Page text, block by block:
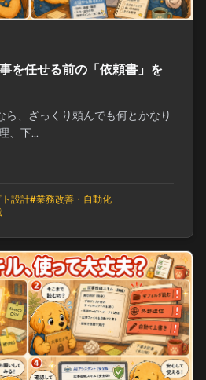
を任せる前の「依頼書」を
ら、ざっくり頼んでも何とかなり
、下...
設計#業務改善・自動化